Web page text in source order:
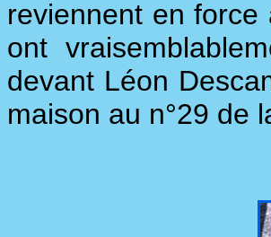
reviennent en
ont
devant Léon
maison au n°29 de